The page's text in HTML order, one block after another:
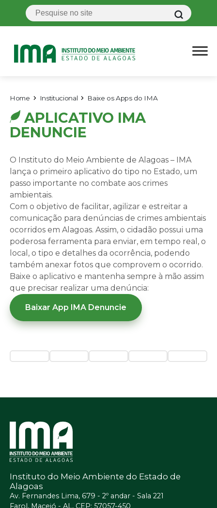
Home Institucional Baixe os Apps do IMA
APLICATIVO IMA
DENUNCIE
O Instituto do Meio Ambiente de Alagoas – IMA
lança o primeiro aplicativo do tipo no Estado, um
passo importante no combate aos crimes
ambientais.
Com o objetivo de facilitar, agilizar e estreitar a
comunicação para denúncias de crimes ambientais
ocorridos em Alagoas. Assim, o cidadão possui uma
poderosa ferramenta para enviar, em tempo real, o
local, o tipo e detalhes da ocorrência, podendo
também anexar fotos que comprovem o ocorrido.
Baixe o aplicativo e mantenha sempre à mão assim
que precisar realizar uma denúncia:
Baixar App IMA Denuncie
Instituto do Meio Ambiente do Estado de
Alagoas
Av. Fernandes Lima, 679 - 2º andar - Sala 221
Farol, Maceió - AL, CEP: 57057-450